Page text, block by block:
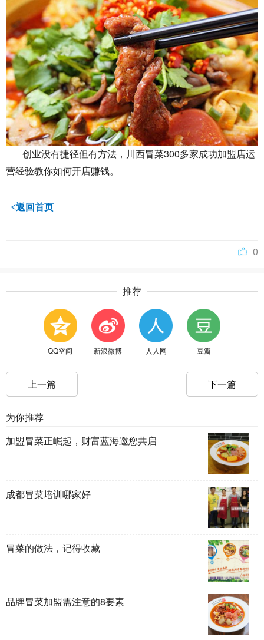
创业没有捷径但有方法，川西冒菜300多家成功加盟店运
营经验教你如何开店赚钱。
<返回首页
0
推荐
QQ空间 新浪微博 人人网 豆瓣
上一篇 下一篇
为你推荐
加盟冒菜正崛起，财富蓝海邀您共启
成都冒菜培训哪家好
冒菜的做法，记得收藏
品牌冒菜加盟需注意的8要素